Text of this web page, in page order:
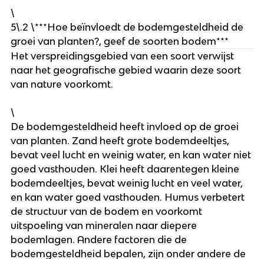
\
5\.2 \***Hoe beïnvloedt de bodemgesteldheid de
groei van planten?, geef de soorten bodem***
Het verspreidingsgebied van een soort verwijst
naar het geografische gebied waarin deze soort
van nature voorkomt.
\
De bodemgesteldheid heeft invloed op de groei
van planten. Zand heeft grote bodemdeeltjes,
bevat veel lucht en weinig water, en kan water niet
goed vasthouden. Klei heeft daarentegen kleine
bodemdeeltjes, bevat weinig lucht en veel water,
en kan water goed vasthouden. Humus verbetert
de structuur van de bodem en voorkomt
uitspoeling van mineralen naar diepere
bodemlagen. Andere factoren die de
bodemgesteldheid bepalen, zijn onder andere de